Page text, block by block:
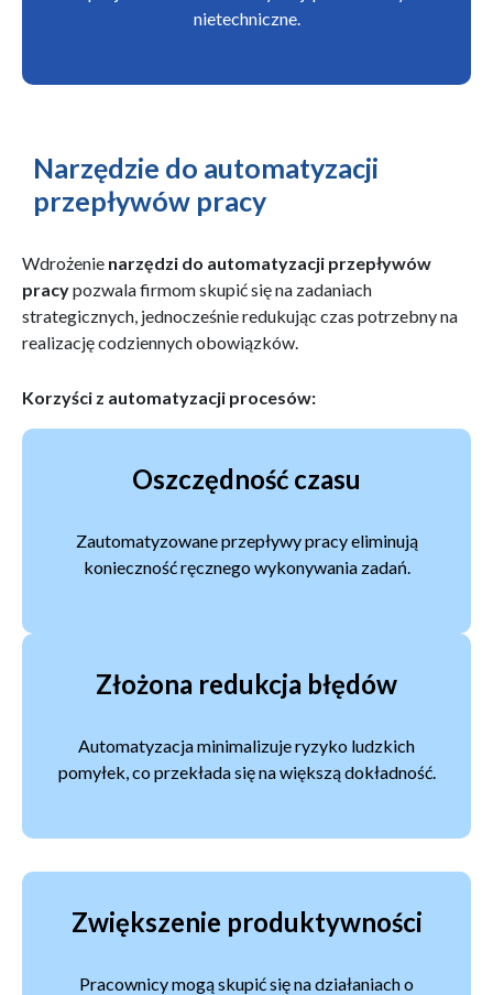
nietechniczne.
Narzędzie do automatyzacji
przepływów pracy
Wdrożenie narzędzi do automatyzacji przepływów
pracypozwala firmom skupić się na zadaniach
strategicznych, jednocześnie redukując czas potrzebny na
realizację codziennych obowiązków.
Korzyści z automatyzacji procesów:
Oszczędność czasu
Zautomatyzowane przepływy pracy eliminują
konieczność ręcznego wykonywania zadań.
Złożona redukcja błędów
Automatyzacja minimalizuje ryzyko ludzkich
pomyłek, co przekłada się na większą dokładność.
Zwiększenie produktywności
Pracownicy mogą skupić się na działaniach o